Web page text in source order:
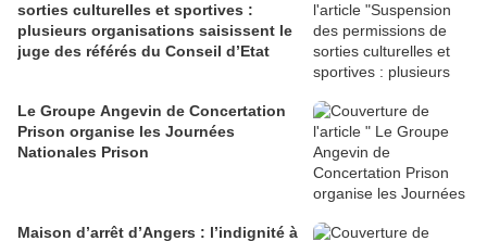
sorties culturelles et sportives :
plusieurs organisations saisissent le
juge des référés du Conseil d’Etat
Le Groupe Angevin de Concertation
Prison organise les Journées
Nationales Prison
Maison d’arrêt d’Angers : l’indignité à